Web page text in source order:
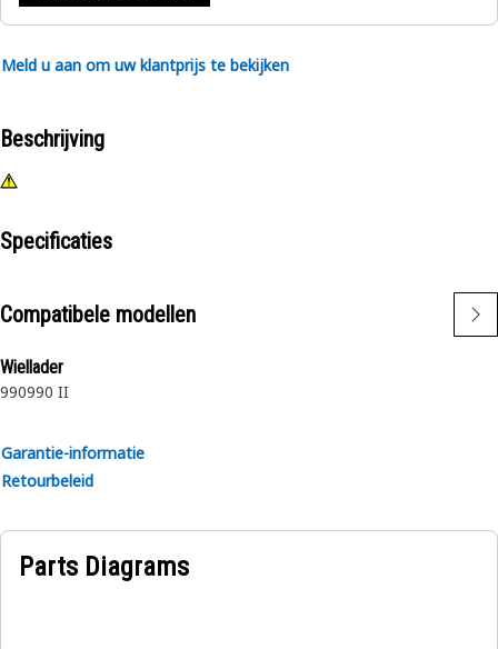
Meld u aan om uw klantprijs te bekijken
Beschrijving
Specificaties
Compatibele modellen
Wiellader
990990 II
Garantie-informatie
Retourbeleid
Parts Diagrams